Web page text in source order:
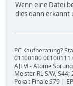
Wenn eine Datei
dies dann erkannt
PC Kaufberatung?
01100100 00100111
AJFM - Atome
Meister RL S/W, S44;
Pokal: Finale S79 |